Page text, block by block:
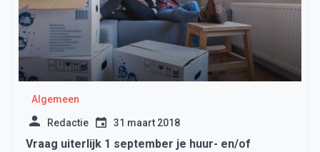
Algemeen
Redactie 31 maart 2018
Vraag uiterlijk 1 september je huur- en/of